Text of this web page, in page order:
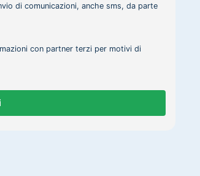
di comunicazioni, anche sms, da parte
con partner terzi per motivi di